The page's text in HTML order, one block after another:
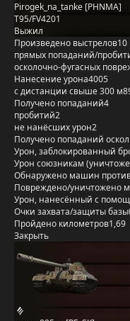
Pirogek_na_tanke [PHNMA]
T95/FV4201
Выжил
Произведено выстрелов10
прямых попаданий/
осколочно-фугасных
Нанесение урона4005
с дистанции свыше 300 м
Получено попаданий4
пробитий2
не нанёсших урон2
Получено попаданий
Урон, заблокированный
Урон союзникам
Обнаружено машин
Повреждено/уничтожено
Урон, нанесённый с
Очки захвата/защиты базы
Пройдено километров1,69
Закрыть